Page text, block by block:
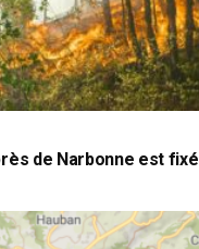
de Narbonne est fixé